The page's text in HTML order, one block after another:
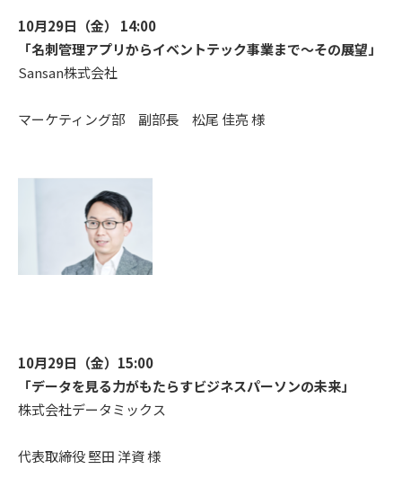
10月29日（金） 14:00
「名刺管理アプリからイベントテック事業まで〜その展望」
Sansan株式会社
マーケティング部 副部長 松尾 佳亮 様
10月29日（金）15:00
「データを見る力がもたらすビジネスパーソンの未来」
株式会社データミックス
代表取締役 堅田 洋資 様